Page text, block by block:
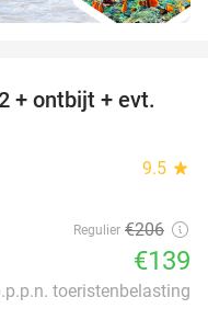
33%
+ ontbijt + evt.
9.5 star
Regulier €206
€139
toeristenbelasting